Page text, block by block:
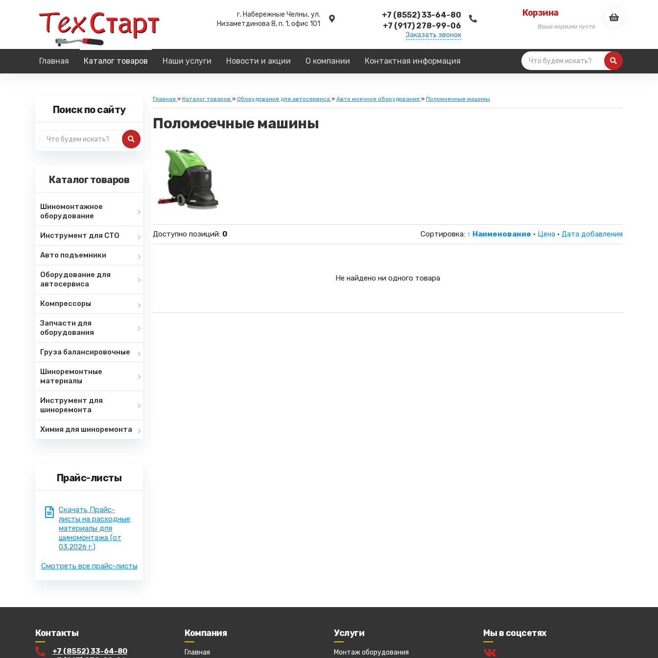
г. Набережные Челны, ул.
Низаметдинова 8, п. 1, офис 101
+7 (8552) 33-64-80
+7 (917) 278-99-06
Заказать звонок
Корзина
Ваша корзина пуста
Главная Каталог товаров Наши услуги Новости и акции О компании Контактная информация
Поиск по сайту
Каталог товаров
Шиномонтажное
оборудование
Инструмент для СТО
Авто подъемники
Оборудование для
автосервиса
Компрессоры
Запчасти для
оборудования
Груза балансировочные
Шиноремонтные
материалы
Инструмент для
шиноремонта
Химия для шиноремонта
Прайс-листы
Скачать Прайс-
листы на расходные
материалы для
шиномонтажа (от
03.2026 г.)
Смотреть все прайс-листы
Главная » Каталог товаров » Оборудование для автосервиса » Авто моечное оборудование » Поломоечные машины
Поломоечные машины
Доступно позиций: 0 Сортировка: ↑ Наименование · Цена · Дата добавления
Не найдено ни одного товара
Контакты
+7 (8552) 33-64-80
Компания
Главная
Услуги
Монтаж оборудования
Мы в соцсетях